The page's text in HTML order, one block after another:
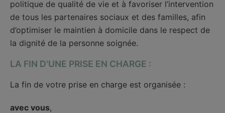
politique de qualité de vie et à favoriser l’intervention
de tous les partenaires sociaux et des familles, afin
d’optimiser le maintien à domicile dans le respect de
la dignité de la personne soignée.
LA FIN D'UNE PRISE EN CHARGE :
La fin de votre prise en charge est organisée :
avec vous,